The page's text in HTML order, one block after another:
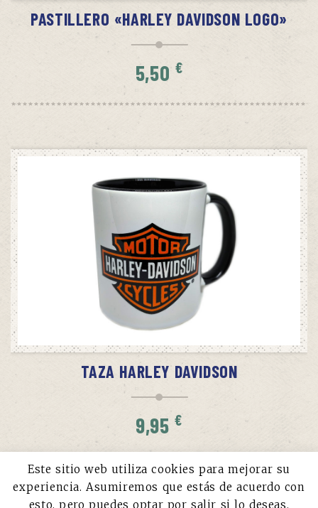
PASTILLERO «HARLEY DAVIDSON LOGO»
5,50 €
AÑADIR AL CARRITO
TAZA HARLEY DAVIDSON
9,95€
Este sitio web utiliza cookies para mejorar su
experiencia. Asumiremos que estás de acuerdo con
esto, pero puedes optar por salir si lo deseas.